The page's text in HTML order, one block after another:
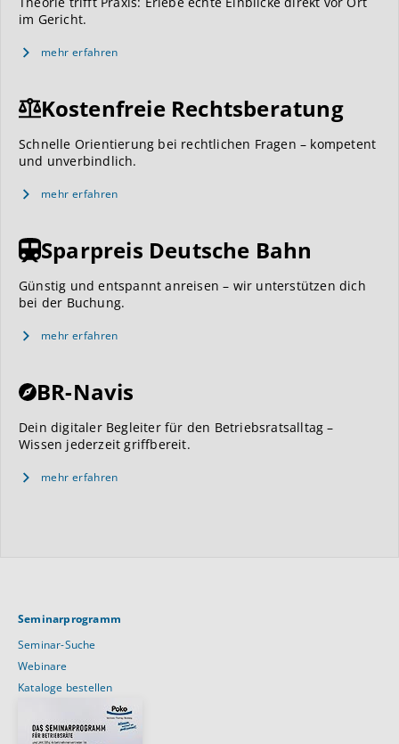
im Gericht.
mehr erfahren
Kostenfreie Rechtsberatung
Schnelle Orientierung bei rechtlichen Fragen – kompetent
und unverbindlich.
mehr erfahren
Sparpreis Deutsche Bahn
Günstig und entspannt anreisen – wir unterstützen dich
bei der Buchung.
mehr erfahren
BR-Navis
Dein digitaler Begleiter für den Betriebsratsalltag –
Wissen jederzeit griffbereit.
mehr erfahren
Seminarprogramm
Seminar-Suche
Webinare
Kataloge bestellen